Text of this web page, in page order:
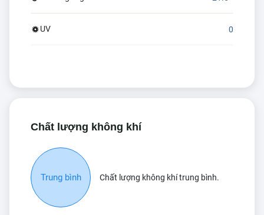
UV 0
Chất lượng không khí
Trung bình Chất lượng không khí trung bình.